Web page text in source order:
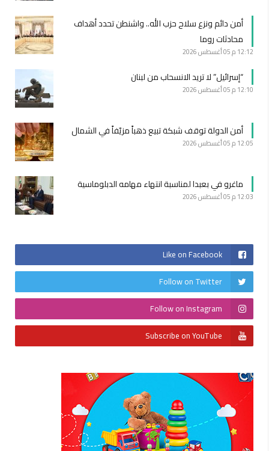
أمن دائم ونزع سلاح حزب الله.. واشنطن تحدد أهداف
محادثات روما
12:12 م 05 أغسطس 2026
“إسرائيل” لا تريد الانسحاب من لبنان
12:10 م 05 أغسطس 2026
أمن الدولة توقف شبكة تبيع ذهباً مزيّفاً في الشمال
12:05 م 05 أغسطس 2026
ماغرو في بعبدا لمناسبة انتهاء مهامه الدبلوماسية
12:03 م 05 أغسطس 2026
Like on Facebook
Follow on Twitter
Follow on Instagram
Subscribe on YouTube